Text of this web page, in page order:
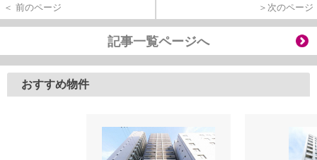
＜ 前のページ ＞次のページ
記事一覧ページへ
おすすめ物件